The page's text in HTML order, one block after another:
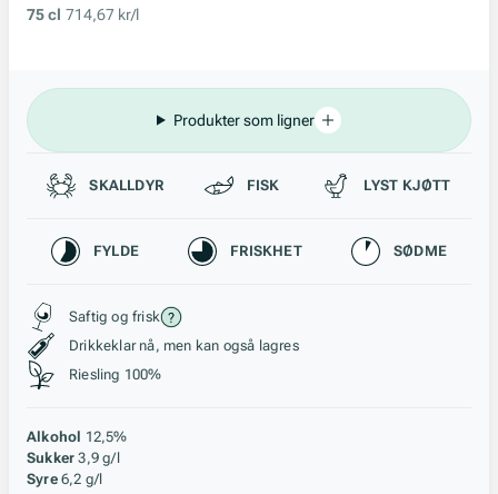
75 cl 714,67 kr/l
Produkter som ligner
Passer til
SKALLDYR FISK LYST KJØTT
Karakteristikk
FYLDE FRISKHET SØDME
Stil, lagring og råstoff
Saftig og frisk
Drikkeklar nå, men kan også lagres
Riesling 100%
Alkohol 12,5%
Sukker 3,9 g/l
Syre 6,2 g/l